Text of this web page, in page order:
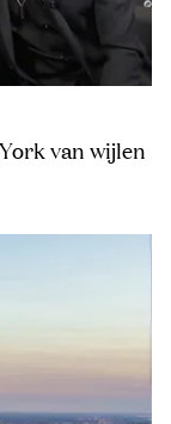
van wijlen